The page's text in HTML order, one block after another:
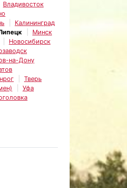
Владивосток
Калининград
Минск
Новосибирск
на-Дону
Тверь
Уфа